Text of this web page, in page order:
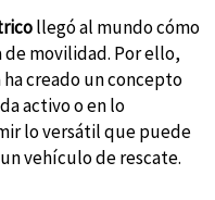
llegó al mundo cómo
movilidad. Por ello,
ha creado un concepto
activo o en lo
lo versátil que puede
vehículo de rescate.